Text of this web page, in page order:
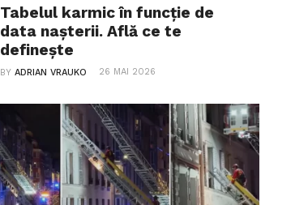
Tabelul karmic în funcție de
data nașterii. Află ce te
definește
BYADRIAN VRAUKO 26 MAI 2026